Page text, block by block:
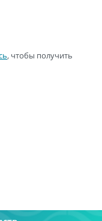
, чтобы получить